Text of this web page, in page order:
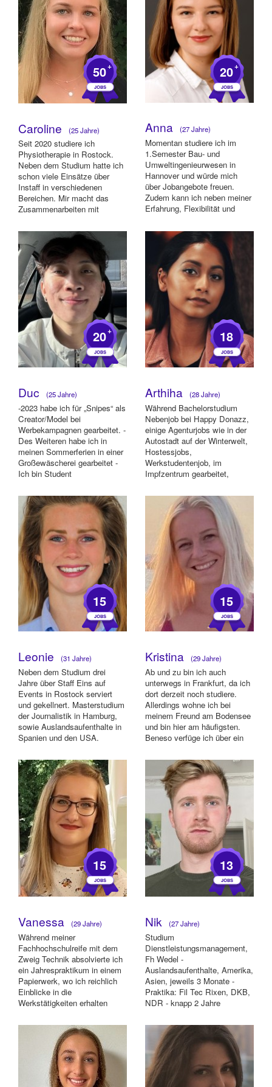
50+
Caroline (25 Jahre)
Seit 2020 studiere ich
Physiotherapie in Rostock.
Neben dem Studium hatte ich
schon viele Einsätze über
Instaff in verschiedenen
Bereichen. Mir macht das
Zusammenarbeiten mit
20+
Anna (27 Jahre)
Momentan studiere ich im
1.Semester Bau- und
Umweltingenieurwesen in
Hannover und würde mich
über Jobangebote freuen.
Zudem kann ich neben meiner
Erfahrung, Flexibilität und
20+
Duc (25 Jahre)
-2023 habe ich für „Snipes“ als
Creator/Model bei
Werbekampagnen gearbeitet. -
Des Weiteren habe ich in
meinen Sommerferien in einer
Großewäscherei gearbeitet -
Ich bin Student
18
Arthiha (28 Jahre)
Während Bachelorstudium
Nebenjob bei Happy Donazz,
einige Agenturjobs wie in der
Autostadt auf der Winterwelt,
Hostessjobs,
Werkstudentenjob, im
Impfzentrum gearbeitet,
15
Leonie (31 Jahre)
Neben dem Studium drei
Jahre über Staff Eins auf
Events in Rostock serviert
und gekellnert. Masterstudium
der Journalistik in Hamburg,
sowie Auslandsaufenthalte in
Spanien und den USA.
15
Kristina (29 Jahre)
Ab und zu bin ich auch
unterwegs in Frankfurt, da ich
dort derzeit noch studiere.
Allerdings wohne ich bei
meinem Freund am Bodensee
und bin hier am häufigsten.
Beneso verfüge ich über ein
15
Vanessa (29 Jahre)
Während meiner
Fachhochschulreife mit dem
Zweig Technik absolvierte ich
ein Jahrespraktikum in einem
Papierwerk, wo ich reichlich
Einblicke in die
Werkstätigkeiten erhalten
13
Nik (27 Jahre)
Studium
Dienstleistungsmanagement,
Fh Wedel -
Auslandsaufenthalte, Amerika,
Asien, jeweils 3 Monate -
Praktika: Fil Tec Rixen, DKB,
NDR - knapp 2 Jahre
Minijob beim Segelma...